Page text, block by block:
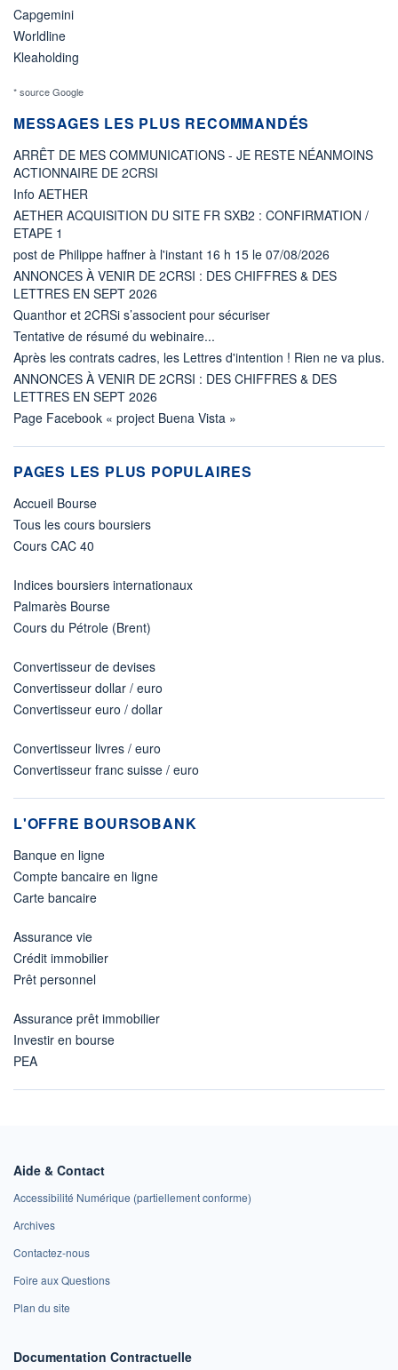
Capgemini
Worldline
Kleaholding
* source Google
MESSAGES LES PLUS RECOMMANDÉS
ARRÊT DE MES COMMUNICATIONS - JE RESTE NÉANMOINS
ACTIONNAIRE DE 2CRSI
Info AETHER
AETHER ACQUISITION DU SITE FR SXB2 : CONFIRMATION /
ETAPE 1
post de Philippe haffner à l'instant 16 h 15 le 07/08/2026
ANNONCES À VENIR DE 2CRSI : DES CHIFFRES & DES
LETTRES EN SEPT 2026
Quanthor et 2CRSi s’associent pour sécuriser
Tentative de résumé du webinaire...
Après les contrats cadres, les Lettres d'intention ! Rien ne va plus.
ANNONCES À VENIR DE 2CRSI : DES CHIFFRES & DES
LETTRES EN SEPT 2026
Page Facebook « project Buena Vista »
PAGES LES PLUS POPULAIRES
Accueil Bourse
Tous les cours boursiers
Cours CAC 40
Indices boursiers internationaux
Palmarès Bourse
Cours du Pétrole (Brent)
Convertisseur de devises
Convertisseur dollar / euro
Convertisseur euro / dollar
Convertisseur livres / euro
Convertisseur franc suisse / euro
L'OFFRE BOURSOBANK
Banque en ligne
Compte bancaire en ligne
Carte bancaire
Assurance vie
Crédit immobilier
Prêt personnel
Assurance prêt immobilier
Investir en bourse
PEA
Aide & Contact
Accessibilité Numérique (partiellement conforme)
Archives
Contactez-nous
Foire aux Questions
Plan du site
Documentation Contractuelle